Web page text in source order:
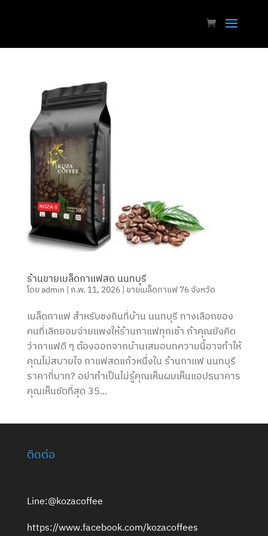
ร้านขายเมล็ดกาแฟสด นนทบุรี
โดยadmin | ก.พ. 11, 2026| ขายเมล็ดกาแฟ 76 จังหวัด
เมล็ดกาแฟ สำหรับชงกินที่บ้าน นนทบุรี ทางเลือกของ
คนที่เลิกยอมจ่ายแพงให้ร้านกาแฟทุกเช้า ถ้าคุณยังคิด
ว่ากาแฟดี ๆ ต้องออกจากบ้านเสมอบทความนี้อาจทำให้
คุณไม่สบายใจ กาแฟสดแก้วหนึ่งใน ร้านกาแฟ นนทบุรี
ราคากี่บาท? อย่าทำเป็นไม่รู้คุณเห็นผมเห็นแอปธนาคาร
คุณเห็นชัดที่สุด 35...
ติดต่อ
Line:@kozacoffee
https://www.facebook.com/kozacoffees